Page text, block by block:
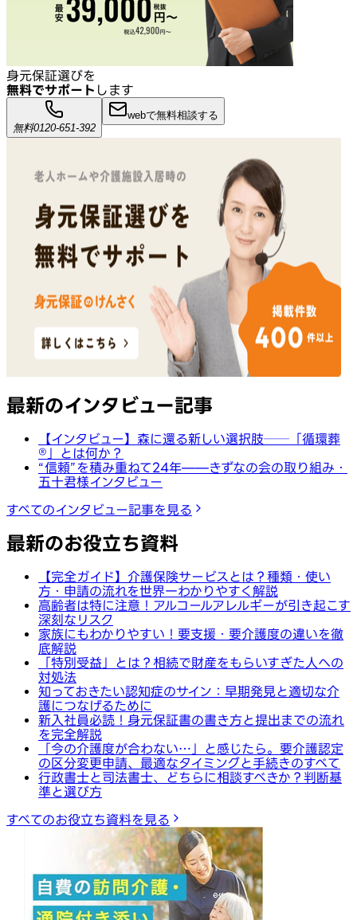
身元保証選びを
無料でサポート します
無料0120-651-392
webで無料相談する
最新のインタビュー記事
【インタビュー】森に還る新しい選択肢──「循環葬
®︎」とは何か？
“信頼”を積み重ねて24年——きずなの会の取り組み・
五十君様インタビュー
すべてのインタビュー記事を見る
最新のお役立ち資料
【完全ガイド】介護保険サービスとは？種類・使い
方・申請の流れを世界一わかりやすく解説
高齢者は特に注意！アルコールアレルギーが引き起こす
深刻なリスク
家族にもわかりやすい！要支援・要介護度の違いを徹
底解説
「特別受益」とは？相続で財産をもらいすぎた人への
対処法
知っておきたい認知症のサイン：早期発見と適切な介
護につなげるために
新入社員必読！身元保証書の書き方と提出までの流れ
を完全解説
「今の介護度が合わない…」と感じたら。要介護認定
の区分変更申請、最適なタイミングと手続きのすべて
行政書士と司法書士、どちらに相談すべきか？判断基
準と選び方
すべてのお役立ち資料を見る